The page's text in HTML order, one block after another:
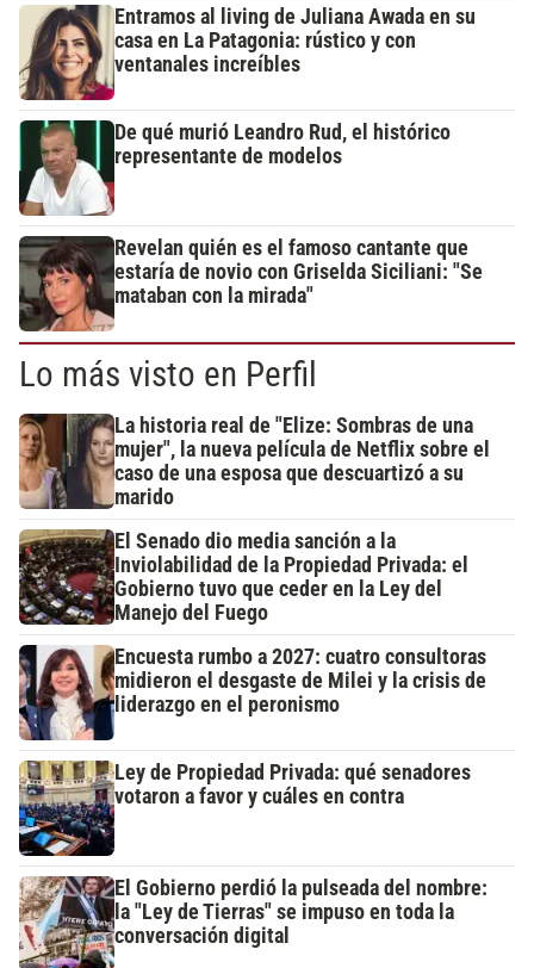
Entramos al living de Juliana Awada en su
casa en La Patagonia: rústico y con
ventanales increíbles
De qué murió Leandro Rud, el histórico
representante de modelos
Revelan quién es el famoso cantante que
estaría de novio con Griselda Siciliani: "Se
mataban con la mirada"
Lo más visto en Perfil
La historia real de "Elize: Sombras de una
mujer", la nueva película de Netflix sobre el
caso de una esposa que descuartizó a su
marido
El Senado dio media sanción a la
Inviolabilidad de la Propiedad Privada: el
Gobierno tuvo que ceder en la Ley del
Manejo del Fuego
Encuesta rumbo a 2027: cuatro consultoras
midieron el desgaste de Milei y la crisis de
liderazgo en el peronismo
Ley de Propiedad Privada: qué senadores
votaron a favor y cuáles en contra
El Gobierno perdió la pulseada del nombre:
la "Ley de Tierras" se impuso en toda la
conversación digital